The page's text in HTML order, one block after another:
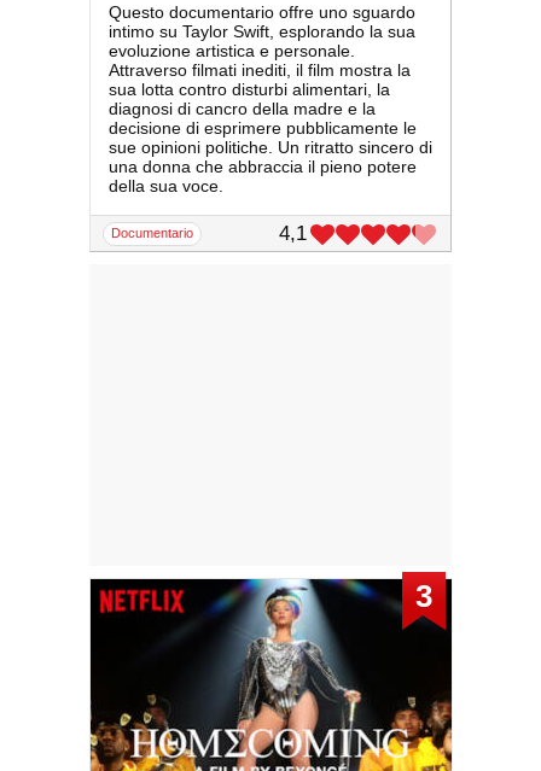
Questo documentario offre uno sguardo
intimo su Taylor Swift, esplorando la sua
evoluzione artistica e personale.
Attraverso filmati inediti, il film mostra la
sua lotta contro disturbi alimentari, la
diagnosi di cancro della madre e la
decisione di esprimere pubblicamente le
sue opinioni politiche. Un ritratto sincero di
una donna che abbraccia il pieno potere
della sua voce.
documentario 4,1
3